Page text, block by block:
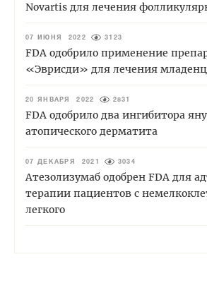
Novartis для лечения
07 ИЮНЯ 2022 3123
FDA одобрило применение
«Эврисди» для лечения
20 ЯНВАРЯ 2022 2831
FDA одобрило два ингибитора
атопического дерматита
07 ДЕКАБРЯ 2021 3034
Атезолизумаб одобрен FDA для
терапии пациентов с
легкого